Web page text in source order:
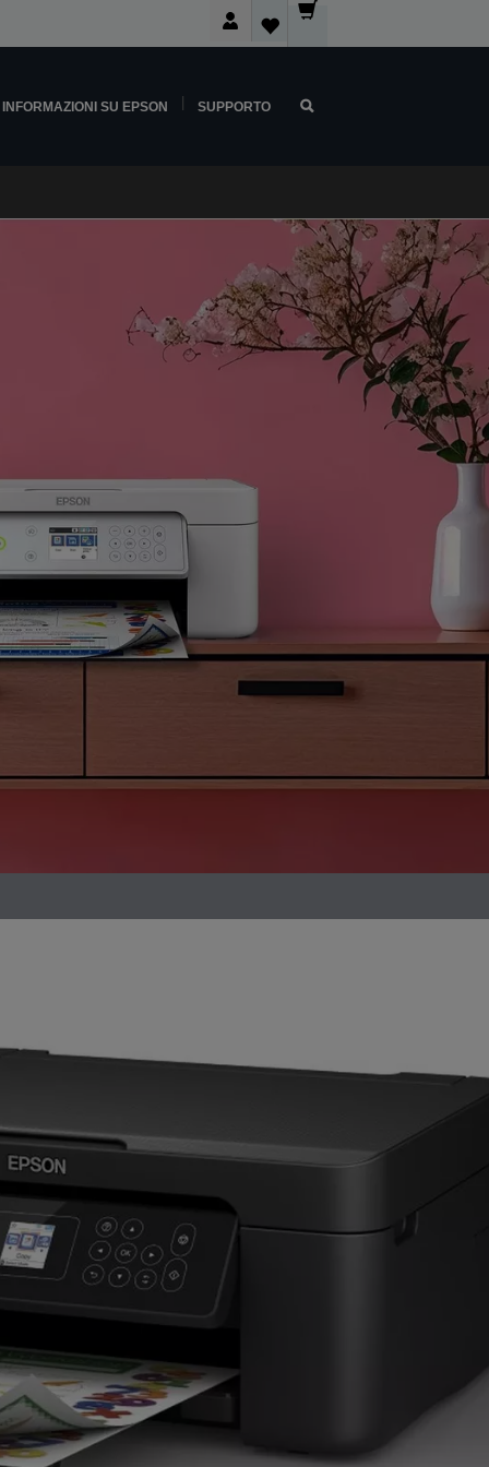
INFORMAZIONI SU EPSON SUPPORTO